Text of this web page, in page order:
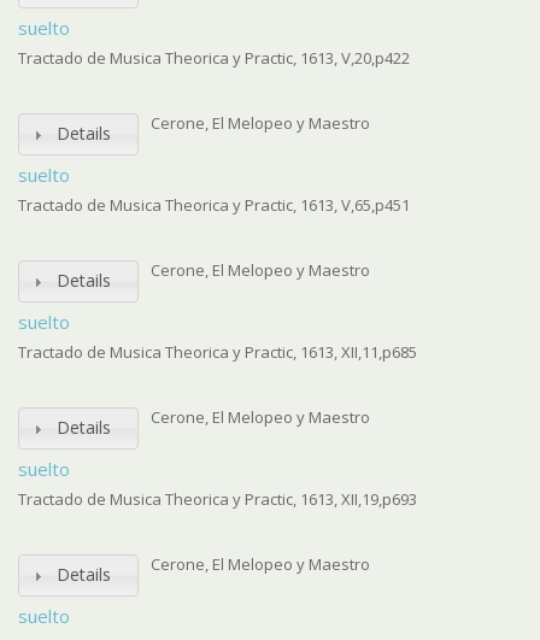
suelto
Tractado de Musica Theorica y Practic, 1613, V,20,p422
Details
suelto
Cerone, El Melopeo y Maestro
Tractado de Musica Theorica y Practic, 1613, V,65,p451
Details
suelto
Cerone, El Melopeo y Maestro
Tractado de Musica Theorica y Practic, 1613, XII,11,p685
Details
suelto
Cerone, El Melopeo y Maestro
Tractado de Musica Theorica y Practic, 1613, XII,19,p693
Details
suelto
Cerone, El Melopeo y Maestro